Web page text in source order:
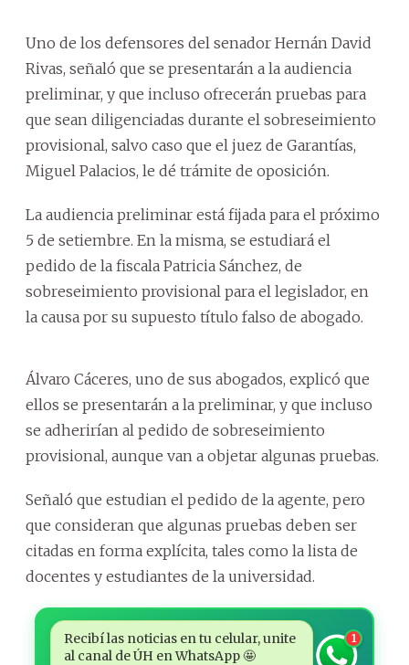
Uno de los defensores del senador Hernán David
Rivas, señaló que se presentarán a la audiencia
preliminar, y que incluso ofrecerán pruebas para
que sean diligenciadas durante el sobreseimiento
provisional, salvo caso que el juez de Garantías,
Miguel Palacios, le dé trámite de oposición.
La audiencia preliminar está fijada para el próximo
5 de setiembre. En la misma, se estudiará el
pedido de la fiscala Patricia Sánchez, de
sobreseimiento provisional para el legislador, en
la causa por su supuesto título falso de abogado.
Álvaro Cáceres, uno de sus abogados, explicó que
ellos se presentarán a la preliminar, y que incluso
se adherirían al pedido de sobreseimiento
provisional, aunque van a objetar algunas pruebas.
Señaló que estudian el pedido de la agente, pero
que consideran que algunas pruebas deben ser
citadas en forma explícita, tales como la lista de
docentes y estudiantes de la universidad.
Recibí las noticias en tu celular, unite
al canal de ÚH en WhatsApp 🤩
1